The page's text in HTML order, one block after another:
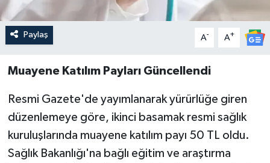
Paylaş A- A+
Muayene Katılım Payları Güncellendi
Resmi Gazete'de yayımlanarak yürürlüğe giren
düzenlemeye göre, ikinci basamak resmi sağlık
kuruluşlarında muayene katılım payı 50 TL oldu.
Sağlık Bakanlığı'na bağlı eğitim ve araştırma